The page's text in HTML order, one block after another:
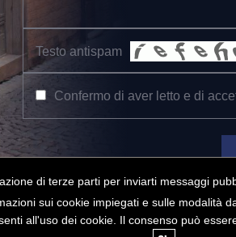
Testo antispam
Confermo di aver letto e di
"A.CORELLI" C.F. 95027210582
di terze parti per inviarti messaggi
sui cookie impiegati e sulle modalità
all'uso dei cookie. Il consenso può